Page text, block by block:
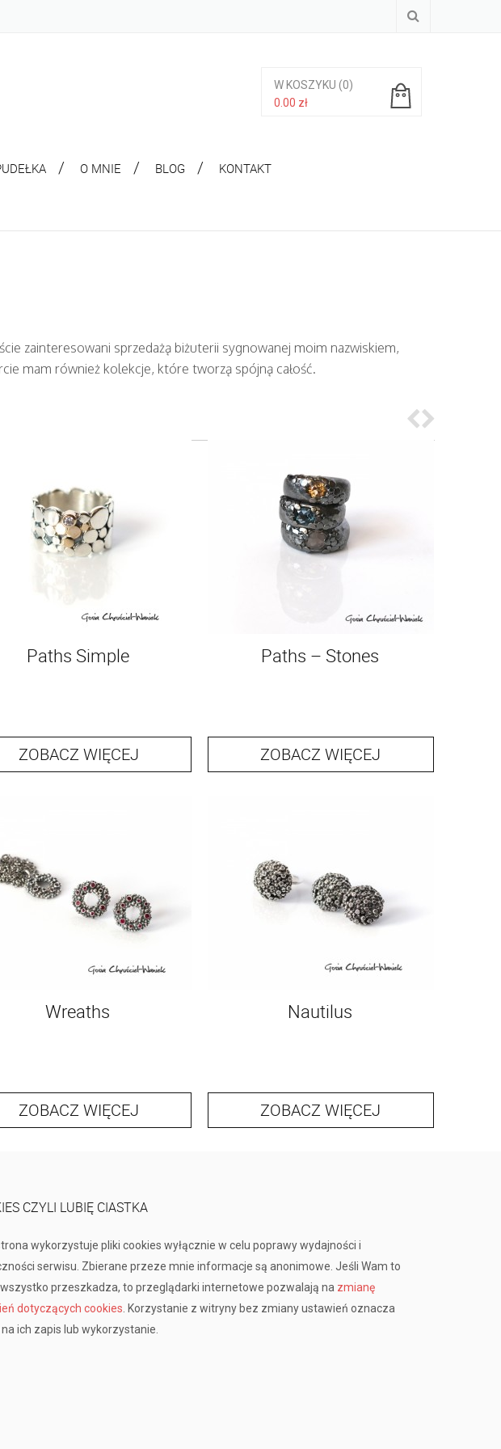
W KOSZYKU (0)
0.00 zł
O MNIE BLOG KONTAKT
zainteresowani sprzedażą biżuterii sygnowanej moim nazwiskiem,
mam również kolekcje, które tworzą spójną całość.
Paths Simple
ZOBACZ WIĘCEJ
Paths – Stones
ZOBACZ WIĘCEJ
Wreaths
ZOBACZ WIĘCEJ
Nautilus
ZOBACZ WIĘCEJ
CZYLI LUBIĘ CIASTKA
wykorzystuje pliki cookies wyłącznie w celu poprawy wydajności i
serwisu. Zbierane przeze mnie informacje są anonimowe. Jeśli Wam to
przeszkadza, to przeglądarki internetowe pozwalają na zmianę
dotyczących cookies . Korzystanie z witryny bez zmiany ustawień oznacza
ich zapis lub wykorzystanie.